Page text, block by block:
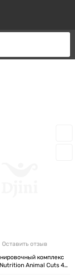
Оставить отзыв
комплекс
Animal Cuts 42